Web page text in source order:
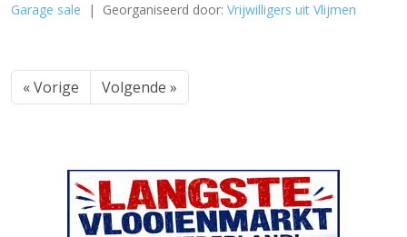
Garage sale | Georganiseerd door: Vrijwilligers uit Vlijmen
« Vorige Volgende »